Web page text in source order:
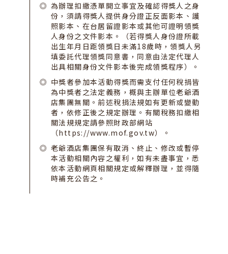
為辦理扣繳憑單開立事宜及確認得獎人之身
份，須請得獎人提供身分證正反面影本、護
照影本、在台居留證影本或其他可證明領獎
人身份之文件影本。（若得獎人身份證所載
出生年月日距領獎日未滿18歲時，領獎人另
填委託代理領獎同意書，同意由法定代理人
出具相關身份文件影本後完成領獎程序）。
中獎者參加本活動得獎而需支付任何稅捐皆
為中獎者之法定義務，概與主辦單位老爺酒
店集團無關。前述稅捐法規如有更新或變動
者，依修正後之規定辦理。有關稅務扣繳相
關法規規定請參照財政部網站
（https://www.mof.gov.tw）。
老爺酒店集團保有取消、終止、修改或暫停
本活動相關內容之權利，如有未盡事宜，悉
依本活動網頁相關規定或解釋辦理，並得隨
時補充公告之。